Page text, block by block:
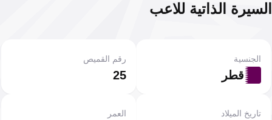
السيرة الذاتية للاعب
قطر
الجنسية
25
رقم القميص
تاريخ الميلاد العمر